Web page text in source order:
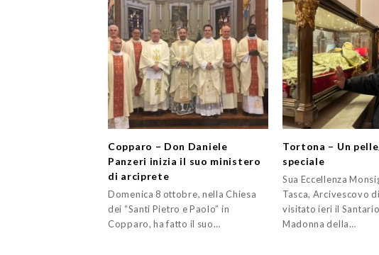
Copparo – Don Daniele
Panzeri inizia il suo ministero
di arciprete
Domenica 8 ottobre, nella Chiesa
dei “Santi Pietro e Paolo” in
Copparo, ha fatto il suo…
Tortona – Un
speciale
Sua Eccellenza
Tasca, Arcivescovo
visitato ieri il
Madonna della…